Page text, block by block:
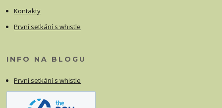
Kontakty
První setkání s whistle
INFO NA BLOGU
První setkání s whistle